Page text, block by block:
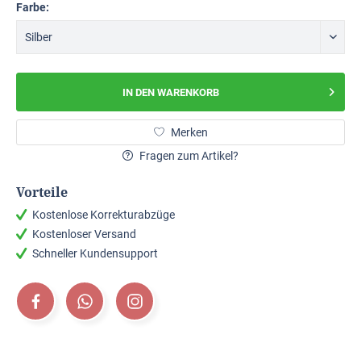
Farbe:
IN DEN WARENKORB
Merken
Fragen zum Artikel?
Vorteile
Kostenlose Korrekturabzüge
Kostenloser Versand
Schneller Kundensupport